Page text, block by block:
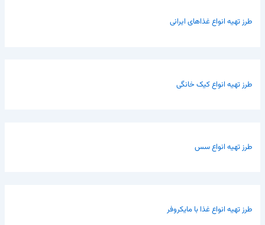
طرز تهیه انواع غذاهای ایرانی
طرز تهیه انواع کیک خانگی
طرز تهیه انواع سس
طرز تهیه انواع غذا با مایکروفر